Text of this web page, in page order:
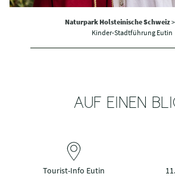
Naturpark Holsteinische Schweiz>
Kinder-Stadtführung Eutin
AUF EINEN
Tourist-Info Eutin